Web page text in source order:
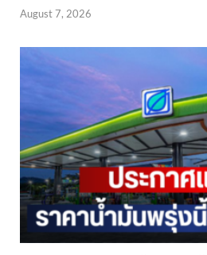
August 7, 2026